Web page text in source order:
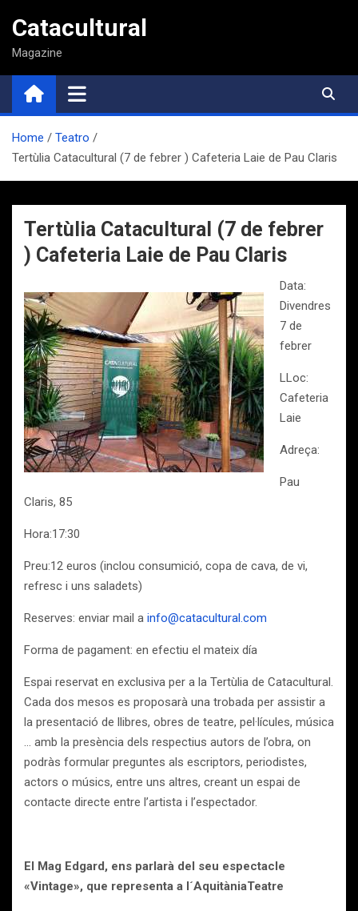
contenido
Catacultural
Magazine
Home
Teatro
Tertùlia Catacultural (7 de febrer ) Cafeteria Laie de Pau Claris
Tertùlia Catacultural (7 de febrer
) Cafeteria Laie de Pau Claris
Data:
Divendres
7 de
febrer
LLoc:
Cafeteria
Laie
Adreça:
Pau
Claris, 85
Hora:17:30
Preu:12 euros (inclou consumició, copa de cava, de vi,
refresc i uns saladets)
Reserves: enviar mail a info@catacultural.com
Forma de pagament: en efectiu el mateix día
Espai reservat en exclusiva per a la Tertùlia de Catacultural.
Cada dos mesos es proposarà una trobada per assistir a
la presentació de llibres, obres de teatre, pel·lícules, música
… amb la presència dels respectius autors de l’obra, on
podràs formular preguntes als escriptors, periodistes,
actors o músics, entre uns altres, creant un espai de
contacte directe entre l’artista i l’espectador.
El Mag Edgard, ens parlarà del seu espectacle
«Vintage», que representa a l´AquitàniaTeatre